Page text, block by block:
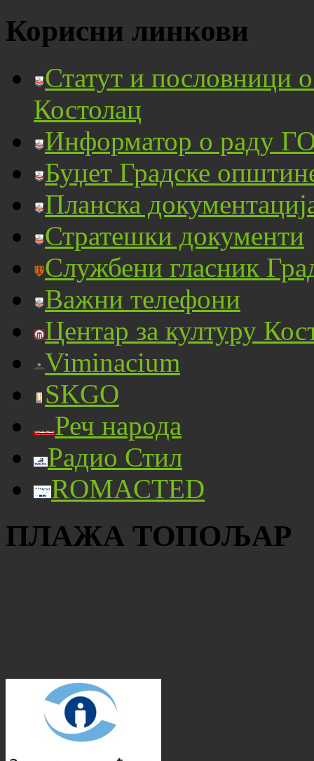
Корисни линкови
Статут и пословници
Костолац
Информатор о раду
Буџет Градске
Планска
Стратешки документи
Службени гласник
Важни телефони
Центар за културу
Viminacium
SKGO
Реч народа
Радио Стил
ROMACTED
ПЛАЖА ТОПОЉАР